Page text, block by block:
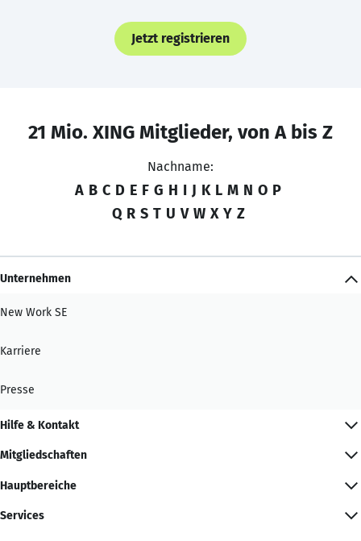
Jetzt registrieren
21 Mio. XING Mitglieder, von A bis Z
Nachname:
A B C D E F G H I J K L M N O P
Q R S T U V W X Y Z
Unternehmen
New Work SE
Karriere
Presse
Hilfe & Kontakt
Mitgliedschaften
Hauptbereiche
Services